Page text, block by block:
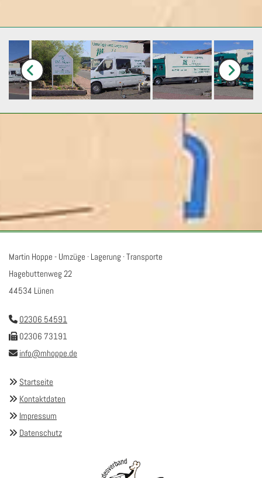
Martin Hoppe - Umzüge · Lagerung · Transporte
Hagebuttenweg 22
44534 Lünen
 02306 54591
 02306 73191
 info@mhoppe.de
 Startseite
 Kontaktdaten
 Impressum
 Datenschutz